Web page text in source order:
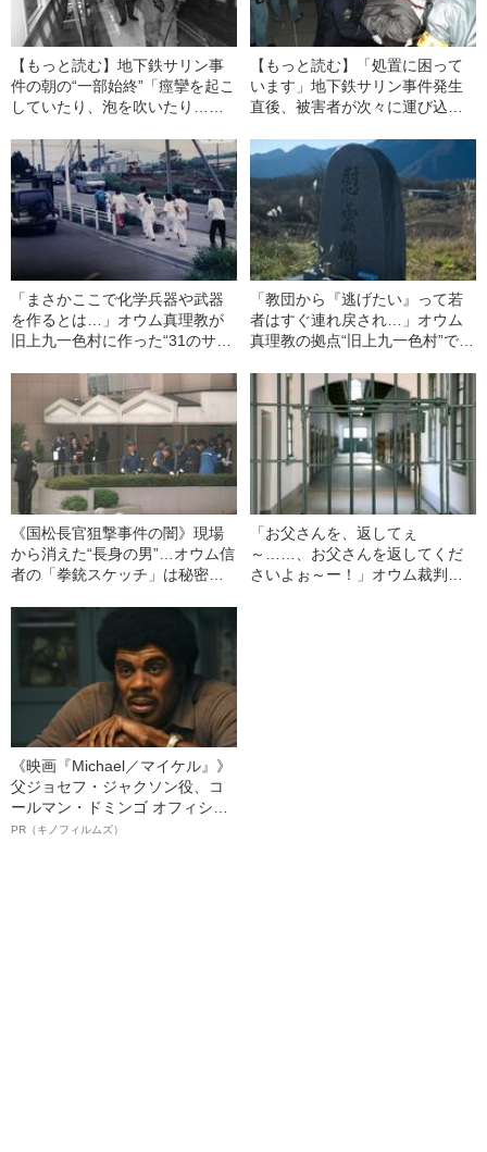
【もっと読む】地下鉄サリン事
件の朝の“一部始終”「痙攣を起こ
していたり、泡を吹いたり…」
さい」
【もっと読む】「処置に困って
います」地下鉄サリン事件発生
直後、被害者が次々に運び込ま
内容”
「まさかここで化学兵器や武器
を作るとは…」オウム真理教が
旧上九一色村に作った“31のサテ
査から26年、現地ルポ》
「教団から『逃げたい』って若
者はすぐ連れ戻され…」オウム
真理教の拠点“旧上九一色村”で起
ルポ》
《国松長官狙撃事件の闇》現場
から消えた“長身の男”…オウム信
者の「拳銃スケッチ」は秘密の
「お父さんを、返してぇ
～……、お父さんを返してくだ
さいよぉ～ー！」オウム裁判で
《映画『Michael／マイケル』》
父ジョセフ・ジャクソン役、コ
ールマン・ドミンゴ オフィシャ
ルインタビュー“観客を魅了した
PR（キノフィルムズ）